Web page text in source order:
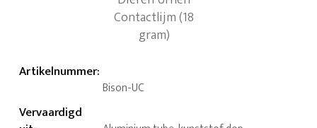
Artikelnummer:
Bison-UC
Vervaardigd